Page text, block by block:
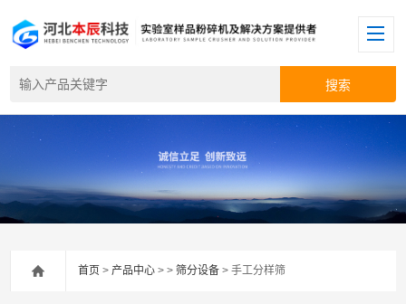
首页 >产品中心 > >筛分设备 > 手工分样筛